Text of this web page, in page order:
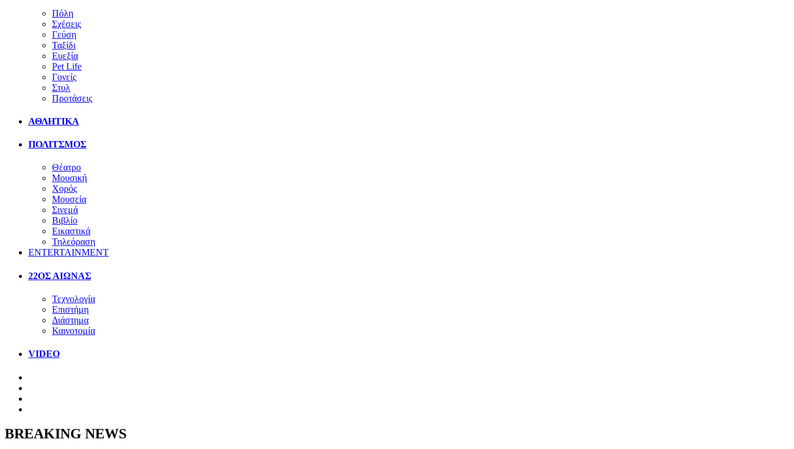
Πόλη
Σχέσεις
Γεύση
Ταξίδι
Ευεξία
Pet Life
Γονείς
Στυλ
Προτάσεις
ΑΘΛΗΤΙΚΑ
ΠΟΛΙΤΣΜΟΣ
Θέατρο
Μουσική
Χορός
Μουσεία
Σινεμά
Βιβλίο
Εικαστικά
Τηλεόραση
ENTERTAINMENT
22ΟΣ ΑΙΩΝΑΣ
Τεχνολογία
Επιστήμη
Διάστημα
Καινοτομία
VIDEO
BREAKING NEWS